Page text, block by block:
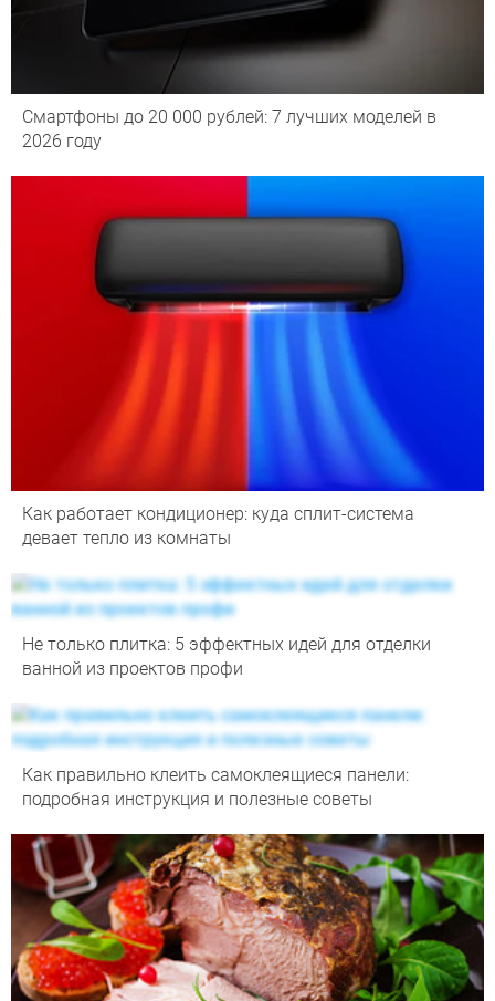
Смартфоны до 20 000 рублей: 7 лучших моделей в
2026 году
Как работает кондиционер: куда сплит-система
девает тепло из комнаты
Не только плитка: 5 эффектных идей для отделки
ванной из проектов профи
Как правильно клеить самоклеящиеся панели:
подробная инструкция и полезные советы